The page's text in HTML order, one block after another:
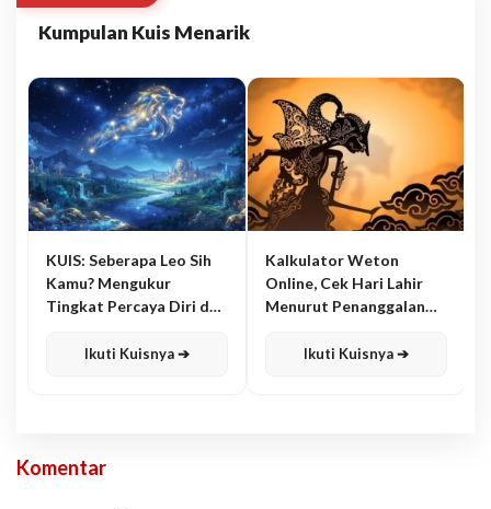
Kumpulan Kuis Menarik
KUIS: Seberapa Leo Sih
Kamu? Mengukur
Tingkat Percaya Diri dan
Ikuti Kuisnya ➔
Kalkulator Weton
Online, Cek Hari Lahir
Menurut Penanggalan
Ikuti Kuisnya ➔
Komentar